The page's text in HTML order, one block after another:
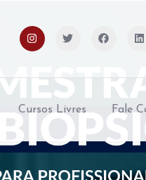
Cursos Livres Fale